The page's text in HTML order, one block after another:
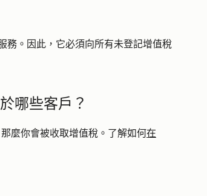
務。因此，它必須向所有未登記增值稅
哪些客戶？
麼你會被收取增值稅。了解如何在